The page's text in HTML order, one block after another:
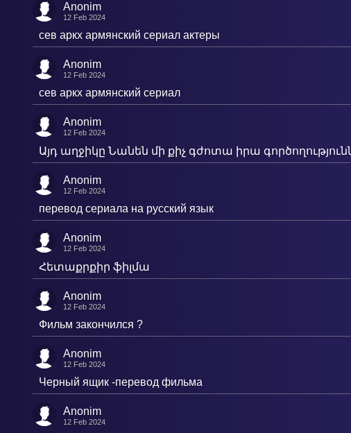
Anonim
12 Feb 2024
сев аркх армянский сериал актеры
Anonim
12 Feb 2024
сев аркх армянский сериал
Anonim
12 Feb 2024
Այդ աղջիկը Նանեն մի քիչ գժոտա իրա
Anonim
12 Feb 2024
перевод сериала на русский язык
Anonim
12 Feb 2024
Հետաքրքիր ֆիլմա
Anonim
12 Feb 2024
Фильм закончился ?
Anonim
12 Feb 2024
Черный ящик -перевод фильма
Anonim
12 Feb 2024